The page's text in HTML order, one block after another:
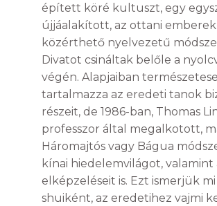
épített köré kultuszt, egy
újjáalakított, az ottani emberek
közérthető nyelvezetű
Divatot csináltak belőle a
végén. Alapjaiban
tartalmazza az eredeti tanok
részeit, de 1986-ban, Thomas
professzor által megalkotott,
Háromajtós vagy Bágua
kínai hiedelemvilágot, valamint
elképzeléseit is. Ezt ismerjük
shuiként, az eredetihez vajmi